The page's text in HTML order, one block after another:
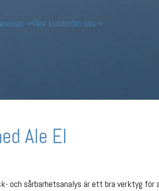
Våra kunderOm oss
Ale El
och sårbarhetsanalys är ett bra verktyg